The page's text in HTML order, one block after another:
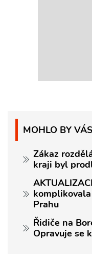
MOHLO BY
Zákaz
kraji byl
Prahu
Řidiče na
Opravuje se